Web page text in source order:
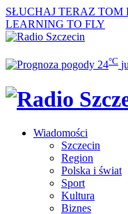
SŁUCHAJ TERAZ TOM
LEARNING TO FLY
24°C
Wiadomości
Szczecin
Region
Polska i świat
Sport
Kultura
Biznes